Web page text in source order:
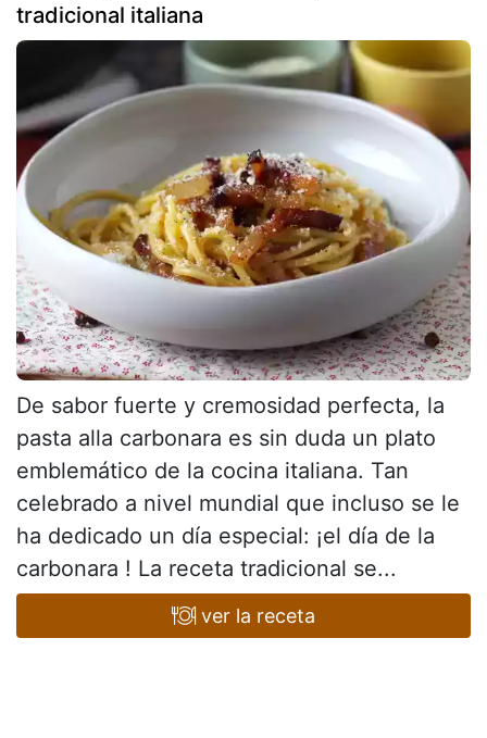
tradicional italiana
De sabor fuerte y cremosidad perfecta, la
pasta alla carbonara es sin duda un plato
emblemático de la cocina italiana. Tan
celebrado a nivel mundial que incluso se le
ha dedicado un día especial: ¡el día de la
carbonara ! La receta tradicional se...
ver la receta